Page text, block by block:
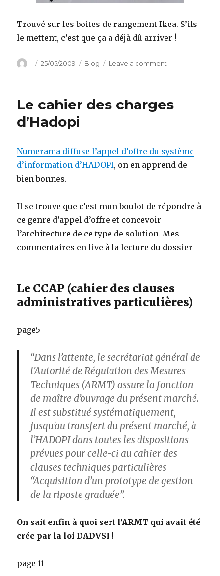
Trouvé sur les boites de rangement Ikea. S’ils
le mettent, c’est que ça a déjà dû arriver !
Author
Posted
25/05/2009 Categories
Blog Leave a comment
pour
Le cahier des charges
d’Hadopi
Numerama diffuse l’appel d’offre du système
d’information d’HADOPI, on en apprend de
bien bonnes.
Il se trouve que c’est mon boulot de répondre à
ce genre d’appel d’offre et concevoir
l’architecture de ce type de solution. Mes
commentaires en live à la lecture du dossier.
Le CCAP (cahier des clauses
administratives particulières)
page5
“Dans l’attente, le secrétariat général de
l’Autorité de Régulation des Mesures
Techniques (ARMT) assure la fonction
de maître d’ouvrage du présent marché.
Il est substitué systématiquement,
jusqu’au transfert du présent marché, à
l’HADOPI dans toutes les dispositions
prévues pour celle-ci au cahier des
clauses techniques particulières
“Acquisition d’un prototype de gestion
de la riposte graduée”.
On sait enfin à quoi sert l’ARMT qui avait été
crée par la loi DADVSI !
page 11